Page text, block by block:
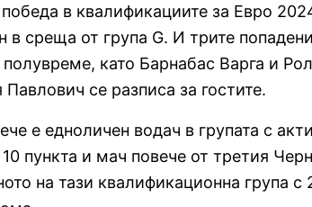
в квалификациите за Евро
в среща от група G. И трите
като Барнабас Варга и
се разписа за гостите.
е едноличен водач в групата с
пункта и мач повече от третия
на тази квалификационна група с